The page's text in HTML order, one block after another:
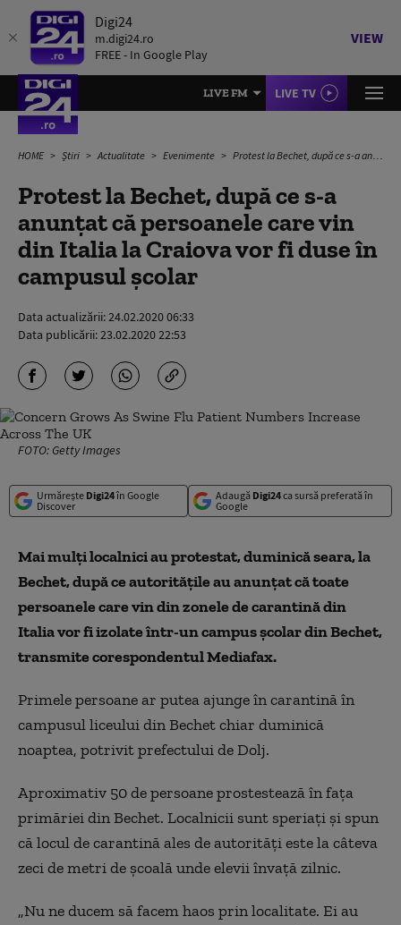
Digi24
m.digi24.ro
FREE - In Google Play
VIEW
LIVE FM LIVE TV
HOME Știri Actualitate Evenimente Protest la Bechet, după ce s-a anunțat că persoanele care vin din Italia la Craiova vor fi duse în campusul școlar
Protest la Bechet, după ce s-a
anunțat că persoanele care vin
din Italia la Craiova vor fi duse în
campusul școlar
Data actualizării:24.02.2020 06:33
Data publicării:23.02.2020 22:53
FOTO: Getty Images
Urmărește Digi24în Google
Discover
Adaugă Digi24ca sursă preferată în
Google
Mai mulți localnici au protestat, duminică seara, la
Bechet, după ce autorităţile au anunţat că toate
persoanele care vin din zonele de carantină din
Italia vor fi izolate într-un campus şcolar din Bechet,
transmite corespondentul Mediafax.
Primele persoane ar putea ajunge în carantină în
campusul liceului din Bechet chiar duminică
noaptea, potrivit prefectului de Dolj.
Aproximativ 50 de persoane prostestează în faţa
primăriei din Bechet. Localnicii sunt speriaţi şi spun
că locul de carantină ales de autorităţi este la câteva
zeci de metri de şcoală unde elevii învaţă zilnic.
„Nu ne ducem să facem haos prin localitate. Ei au